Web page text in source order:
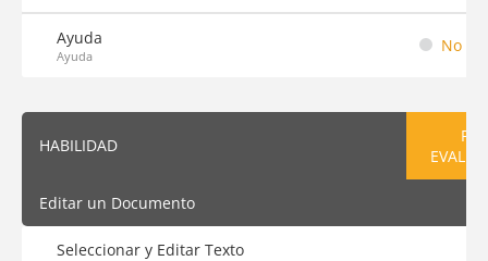
Ayuda
Ayuda
No
HABILIDAD
Editar un Documento
Seleccionar y Editar Texto